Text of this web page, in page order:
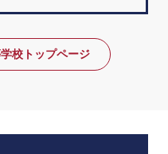
校トップページ